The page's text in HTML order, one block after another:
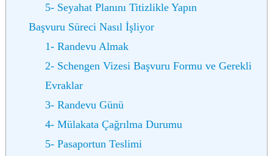
5- Seyahat Planını Titizlikle Yapın
Başvuru Süreci Nasıl İşliyor
1- Randevu Almak
2- Schengen Vizesi Başvuru Formu ve Gerekli
Evraklar
3- Randevu Günü
4- Mülakata Çağrılma Durumu
5- Pasaportun Teslimi